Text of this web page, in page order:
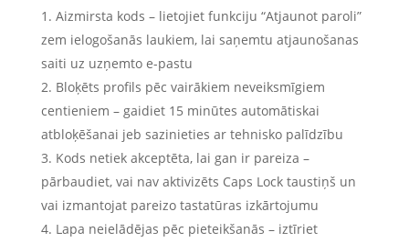
Aizmirsta kods – lietojiet funkciju “Atjaunot paroli”
zem ielogošanās laukiem, lai saņemtu atjaunošanas
saiti uz uzņemto e-pastu
Bloķēts profils pēc vairākiem neveiksmīgiem
centieniem – gaidiet 15 minūtes automātiskai
atbloķēšanai jeb sazinieties ar tehnisko palīdzību
Kods netiek akceptēta, lai gan ir pareiza –
pārbaudiet, vai nav aktivizēts Caps Lock taustiņš un
vai izmantojat pareizo tastatūras izkārtojumu
Lapa neielādējas pēc pieteikšanās – iztīriet